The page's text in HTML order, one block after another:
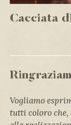
Cacciata
Vogliamo
tutti coloro